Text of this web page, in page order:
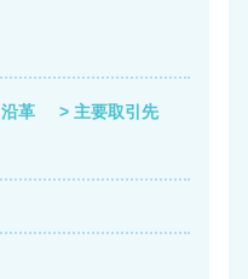
沿革 主要取引先